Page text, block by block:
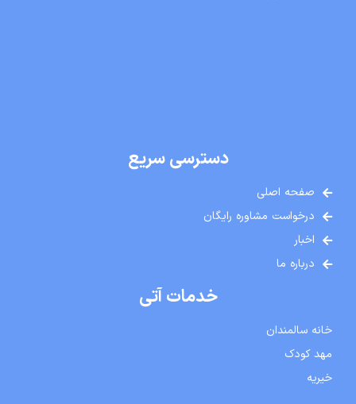
دسترسی سریع
صفحه اصلی
درخواست مشاوره رایگان
اخبار
درباره ما
خدمات آتی
خانه سالمندان
مهد کودک
خیریه